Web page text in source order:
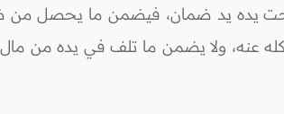
يده يد ضمان، فيضمن ما يحصل من
عنه، ولا يضمن ما تلف في يده من مال